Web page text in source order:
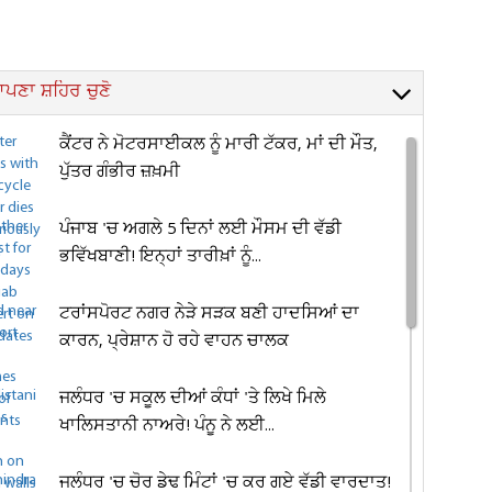
ਸ਼ਹਿਰ ਚੁਣੋ
ਕੈਂਟਰ ਨੇ ਮੋਟਰਸਾਈਕਲ ਨੂੰ ਮਾਰੀ ਟੱਕਰ, ਮਾਂ ਦੀ ਮੌਤ,
ਪੁੱਤਰ ਗੰਭੀਰ ਜ਼ਖ਼ਮੀ
ਪੰਜਾਬ 'ਚ ਅਗਲੇ 5 ਦਿਨਾਂ ਲਈ ਮੌਸਮ ਦੀ ਵੱਡੀ
ਭਵਿੱਖਬਾਣੀ! ਇਨ੍ਹਾਂ ਤਾਰੀਖ਼ਾਂ ਨੂੰ...
ਟਰਾਂਸਪੋਰਟ ਨਗਰ ਨੇੜੇ ਸੜਕ ਬਣੀ ਹਾਦਸਿਆਂ ਦਾ
ਕਾਰਨ, ਪ੍ਰੇਸ਼ਾਨ ਹੋ ਰਹੇ ਵਾਹਨ ਚਾਲਕ
ਜਲੰਧਰ 'ਚ ਸਕੂਲ ਦੀਆਂ ਕੰਧਾਂ 'ਤੇ ਲਿਖੇ ਮਿਲੇ
ਖਾਲਿਸਤਾਨੀ ਨਾਅਰੇ! ਪੰਨੂ ਨੇ ਲਈ...
ਜਲੰਧਰ 'ਚ ਚੋਰ ਡੇਢ ਮਿੰਟਾਂ 'ਚ ਕਰ ਗਏ ਵੱਡੀ ਵਾਰਦਾਤ!